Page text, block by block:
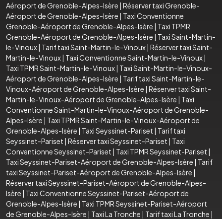
Aéroport de Grenoble-Alpes-Isère | Réserver taxi Grenoble-
Aéroport de Grenoble-Alpes-Isère | Taxi Conventionne
Grenoble-Aéroport de Grenoble-Alpes-Isère | Taxi TPMR
Grenoble-Aéroport de Grenoble-Alpes-Isère | Taxi Saint-Martin-
le-Vinoux| Tarif taxi Saint-Martin-le-Vinoux| Réserver taxi Saint-
Martin-le-Vinoux| Taxi Conventionne Saint-Martin-le-Vinoux|
Taxi TPMR Saint-Martin-le-Vinoux| Taxi Saint-Martin-le-Vinoux-
Aéroport de Grenoble-Alpes-Isère | Tarif taxi Saint-Martin-le-
Vinoux-Aéroport de Grenoble-Alpes-Isère | Réserver taxi Saint-
Martin-le-Vinoux-Aéroport de Grenoble-Alpes-Isère | Taxi
Conventionne Saint-Martin-le-Vinoux-Aéroport de Grenoble-
Alpes-Isère | Taxi TPMR Saint-Martin-le-Vinoux-Aéroport de
Grenoble-Alpes-Isère | Taxi Seyssinet-Pariset | Tarif taxi
Seyssinet-Pariset | Réserver taxi Seyssinet-Pariset | Taxi
Conventionne Seyssinet-Pariset | Taxi TPMR Seyssinet-Pariset |
Taxi Seyssinet-Pariset-Aéroport de Grenoble-Alpes-Isère | Tarif
taxi Seyssinet-Pariset-Aéroport de Grenoble-Alpes-Isère |
Réserver taxi Seyssinet-Pariset-Aéroport de Grenoble-Alpes-
Isère | Taxi Conventionne Seyssinet-Pariset-Aéroport de
Grenoble-Alpes-Isère | Taxi TPMR Seyssinet-Pariset-Aéroport
de Grenoble-Alpes-Isère | Taxi La Tronche | Tarif taxi La Tronche |